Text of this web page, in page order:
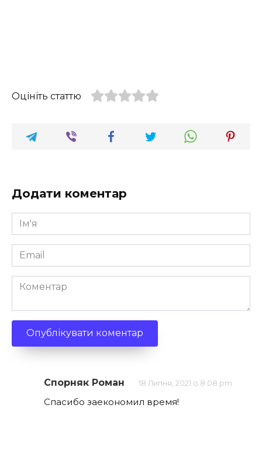
Оцініть статтю
Додати коментар
Ім'я
*
Email
*
Коментар
Спорняк Роман 18 Липня, 2021 о 8:08 pm
Спасибо заекономил время!